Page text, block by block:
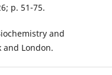
p. 51-75.
and
and London.